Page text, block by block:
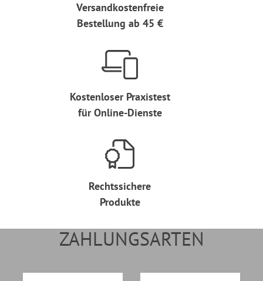
Versandkostenfreie
Bestellung ab 45 €
Kostenloser Praxistest
für Online-Dienste
Rechtssichere
Produkte
ZAHLUNGSARTEN